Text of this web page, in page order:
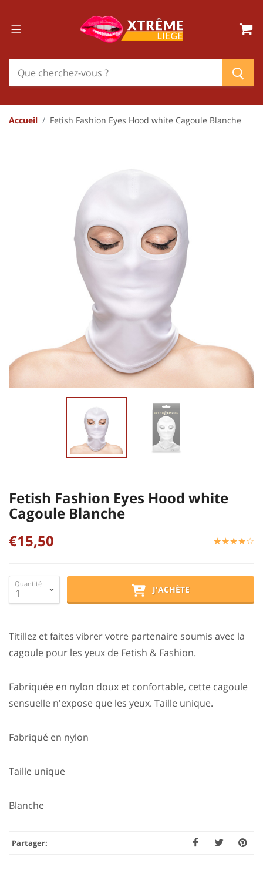
Accueil Fetish Fashion Eyes Hood white Cagoule Blanche
Fetish Fashion Eyes Hood white
Cagoule Blanche
€15,50
☆☆☆☆☆
★★★★★
Quantité
J'ACHÈTE
Titillez et faites vibrer votre partenaire soumis avec la
cagoule pour les yeux de Fetish & Fashion.
Fabriquée en nylon doux et confortable, cette cagoule
sensuelle n'expose que les yeux. Taille unique.
Fabriqué en nylon
Taille unique
Blanche
Partager: